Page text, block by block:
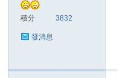
積分 3832
發消息